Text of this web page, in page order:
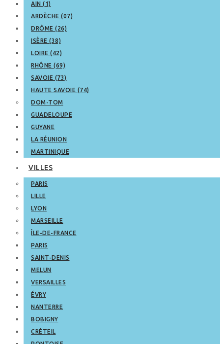
AIN (1)
ARDÈCHE (07)
DRÔME (26)
ISÈRE (38)
LOIRE (42)
RHÔNE (69)
SAVOIE (73)
HAUTE SAVOIE (74)
DOM-TOM
GUADELOUPE
GUYANE
LA RÉUNION
MARTINIQUE
VILLES
PARIS
LILLE
LYON
MARSEILLE
ÎLE-DE-FRANCE
PARIS
SAINT-DENIS
MELUN
VERSAILLES
ÉVRY
NANTERRE
BOBIGNY
CRÉTEIL